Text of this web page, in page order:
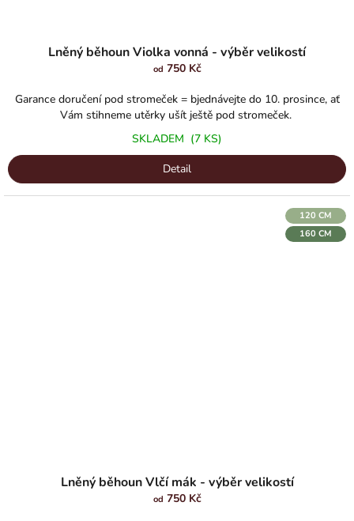
Lněný běhoun Violka vonná - výběr velikostí
od 750 Kč
Garance doručení pod stromeček = bjednávejte do 10. prosince, ať
Vám stihneme utěrky ušít ještě pod stromeček.
SKLADEM (7 KS)
Detail
120 CM
160 CM
Lněný běhoun Vlčí mák - výběr velikostí
od 750 Kč